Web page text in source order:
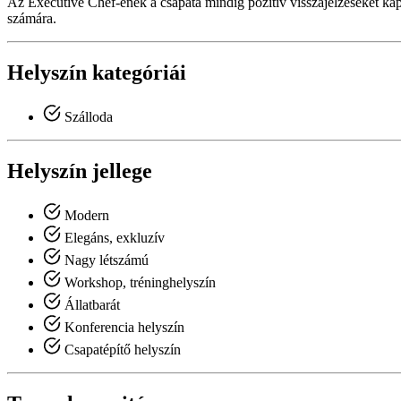
számára.
Helyszín kategóriái
Szálloda
Helyszín jellege
Modern
Elegáns, exkluzív
Nagy létszámú
Workshop, tréninghelyszín
Állatbarát
Konferencia helyszín
Csapatépítő helyszín